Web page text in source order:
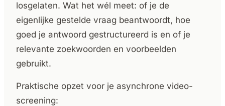
losgelaten. Wat het wél meet: of je de
eigenlijke gestelde vraag beantwoordt, hoe
goed je antwoord gestructureerd is en of je
relevante zoekwoorden en voorbeelden
gebruikt.
Praktische opzet voor je asynchrone video-
screening: